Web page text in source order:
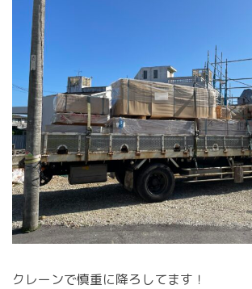
クレーンで慎重に降ろしてます！